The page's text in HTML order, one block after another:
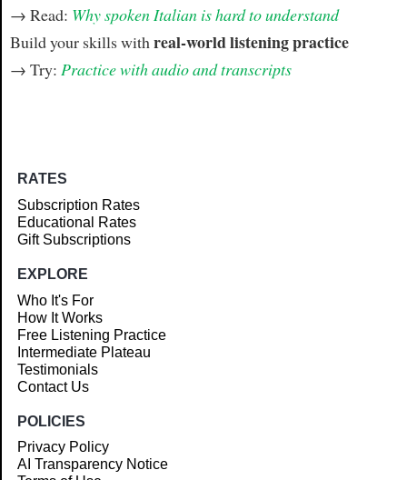
→ Read: Why spoken Italian is hard to understand
Build your skills with real-world listening practice
→ Try: Practice with audio and transcripts
RATES
Subscription Rates
Educational Rates
Gift Subscriptions
EXPLORE
Who It's For
How It Works
Free Listening Practice
Intermediate Plateau
Testimonials
Contact Us
POLICIES
Privacy Policy
AI Transparency Notice